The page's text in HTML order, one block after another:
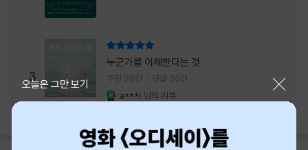
3
누군가를 이해한다는 것
추천 20건 댓글 20건
a***i 님의 리뷰
오늘은 그만 보기